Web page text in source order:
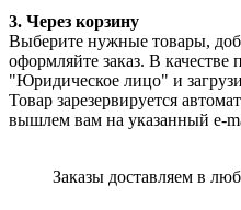
3. Через корзину
Выберите нужные товары,
оформляйте заказ. В качестве
"Юридическое лицо" и
Товар зарезервируется
вышлем вам на указанный e-
Заказы доставляем в